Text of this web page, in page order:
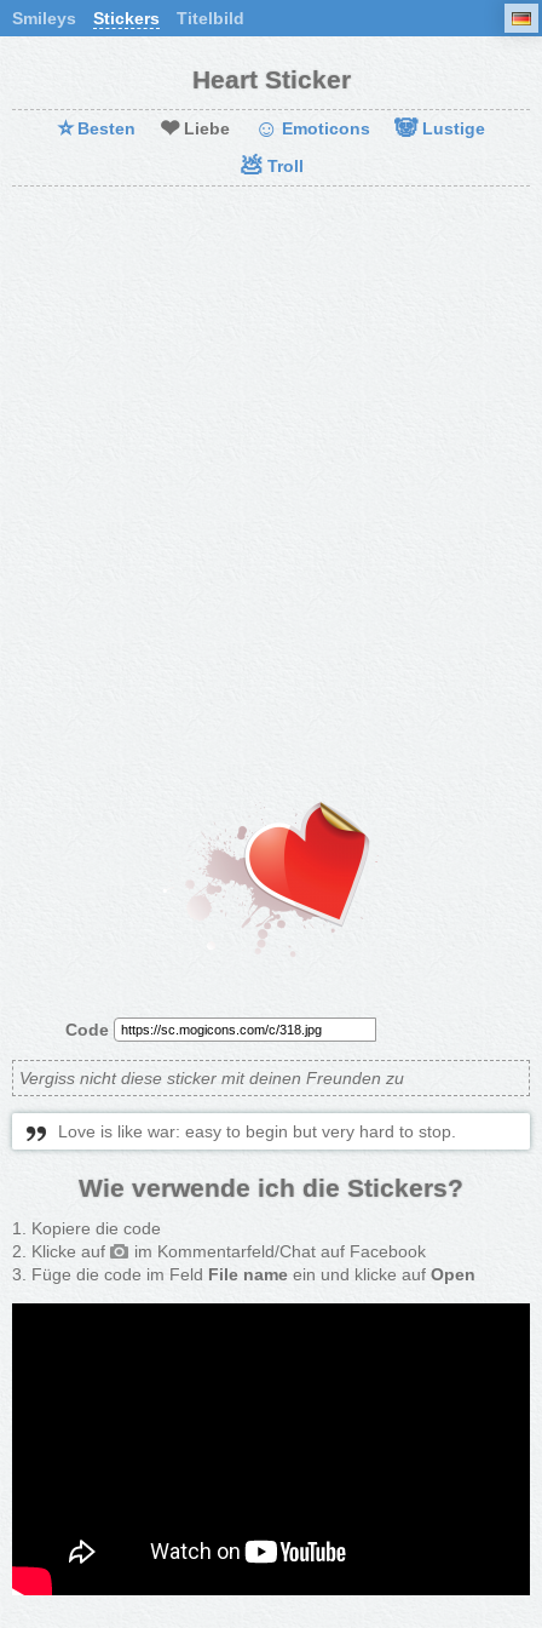
Smileys Stickers Titelbild
Heart Sticker
⭐ Besten ❤ Liebe ☺ Emoticons 🐼 Lustige
💩 Troll
Code
Vergiss nicht diese sticker mit deinen Freunden zu
Love is like war: easy to begin but very hard to stop.
Wie verwende ich die Stickers?
Kopiere die code
Klicke auf
im Kommentarfeld/Chat auf Facebook
Füge die code im Feld File name ein und klicke auf Open